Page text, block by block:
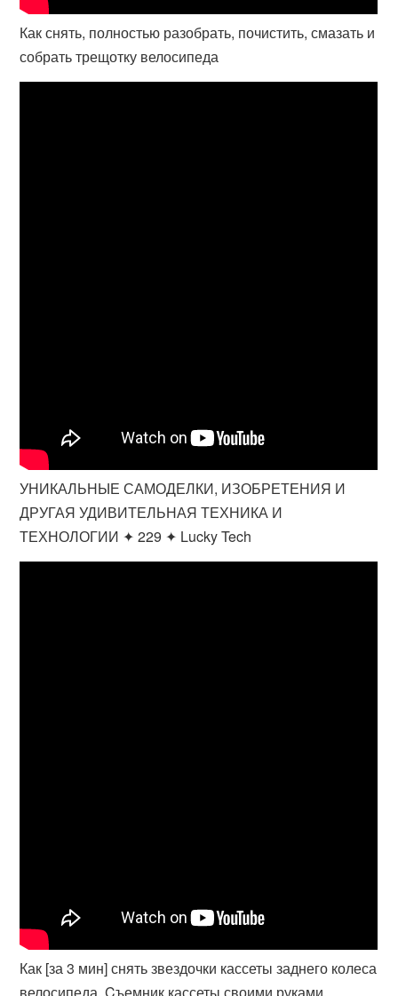
Как снять, полностью разобрать, почистить, смазать и
собрать трещотку велосипеда
УНИКАЛЬНЫЕ САМОДЕЛКИ, ИЗОБРЕТЕНИЯ И
ДРУГАЯ УДИВИТЕЛЬНАЯ ТЕХНИКА И
ТЕХНОЛОГИИ ✦ 229 ✦ Lucky Tech
Как [за 3 мин] снять звездочки кассеты заднего колеса